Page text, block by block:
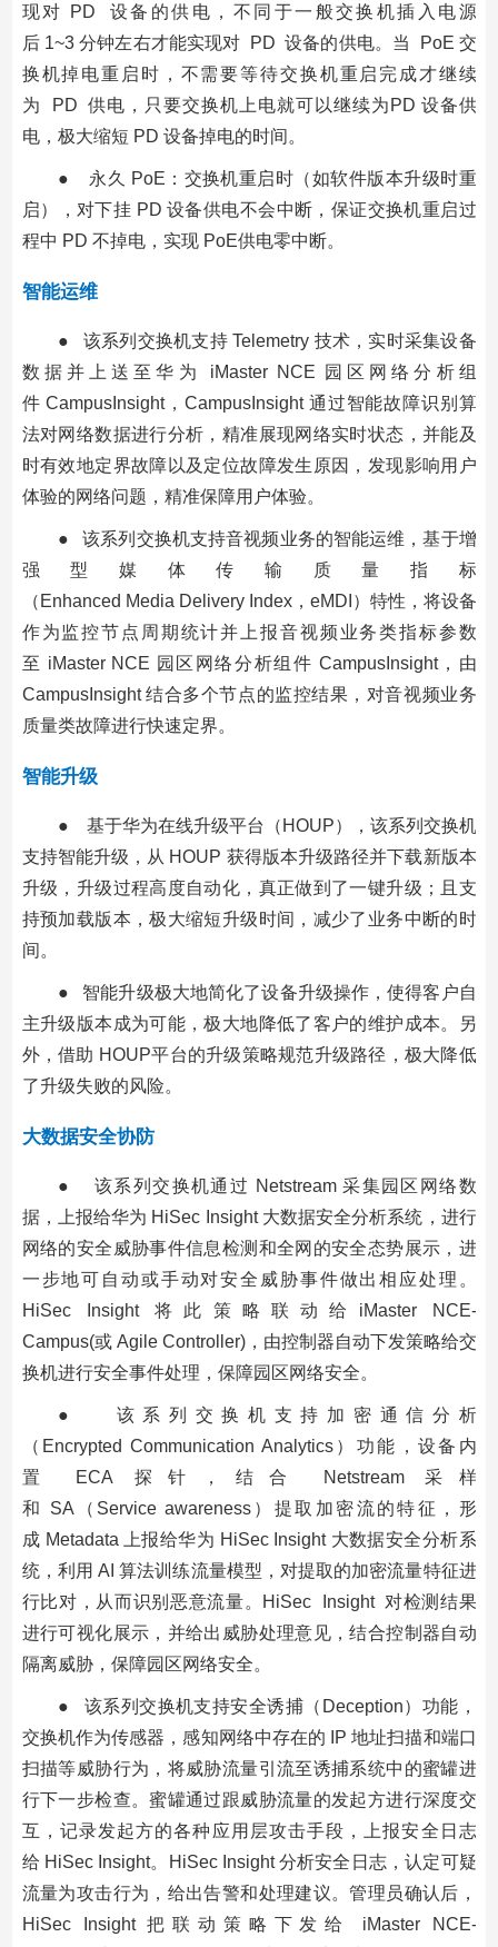
现对 PD 设备的供电，不同于一般交换机插入电源
后 1~3 分钟左右才能实现对 PD 设备的供电。当 PoE 交
换机掉电重启时，不需要等待交换机重启完成才继续
为 PD 供电，只要交换机上电就可以继续为PD 设备供
电，极大缩短 PD 设备掉电的时间。
● 永久 PoE：交换机重启时（如软件版本升级时重
启），对下挂 PD 设备供电不会中断，保证交换机重启过
程中 PD 不掉电，实现 PoE供电零中断。
智能运维
● 该系列交换机支持 Telemetry 技术，实时采集设备
数据并上送至华为 iMaster NCE 园区网络分析组
件 CampusInsight，CampusInsight 通过智能故障识别算
法对网络数据进行分析，精准展现网络实时状态，并能及
时有效地定界故障以及定位故障发生原因，发现影响用户
体验的网络问题，精准保障用户体验。
● 该系列交换机支持音视频业务的智能运维，基于增
强型媒体传输质量指标
（Enhanced Media Delivery Index，eMDI）特性，将设备
作为监控节点周期统计并上报音视频业务类指标参数
至 iMaster NCE 园区网络分析组件 CampusInsight，由
CampusInsight 结合多个节点的监控结果，对音视频业务
质量类故障进行快速定界。
智能升级
● 基于华为在线升级平台（HOUP），该系列交换机
支持智能升级，从 HOUP 获得版本升级路径并下载新版本
升级，升级过程高度自动化，真正做到了一键升级；且支
持预加载版本，极大缩短升级时间，减少了业务中断的时
间。
● 智能升级极大地简化了设备升级操作，使得客户自
主升级版本成为可能，极大地降低了客户的维护成本。另
外，借助 HOUP平台的升级策略规范升级路径，极大降低
了升级失败的风险。
大数据安全协防
● 该系列交换机通过 Netstream 采集园区网络数
据，上报给华为 HiSec Insight 大数据安全分析系统，进行
网络的安全威胁事件信息检测和全网的安全态势展示，进
一步地可自动或手动对安全威胁事件做出相应处理。
HiSec Insight 将此策略联动给iMaster NCE-
Campus(或 Agile Controller)，由控制器自动下发策略给交
换机进行安全事件处理，保障园区网络安全。
● 该系列交换机支持加密通信分析
（Encrypted Communication Analytics）功能，设备内
置 ECA 探针，结合 Netstream 采样
和 SA（Service awareness）提取加密流的特征，形
成 Metadata 上报给华为 HiSec Insight 大数据安全分析系
统，利用 AI 算法训练流量模型，对提取的加密流量特征进
行比对，从而识别恶意流量。HiSec Insight 对检测结果
进行可视化展示，并给出威胁处理意见，结合控制器自动
隔离威胁，保障园区网络安全。
● 该系列交换机支持安全诱捕（Deception）功能，
交换机作为传感器，感知网络中存在的 IP 地址扫描和端口
扫描等威胁行为，将威胁流量引流至诱捕系统中的蜜罐进
行下一步检查。蜜罐通过跟威胁流量的发起方进行深度交
互，记录发起方的各种应用层攻击手段，上报安全日志
给 HiSec Insight。HiSec Insight 分析安全日志，认定可疑
流量为攻击行为，给出告警和处理建议。管理员确认后，
HiSec Insight 把联动策略下发给 iMaster NCE-